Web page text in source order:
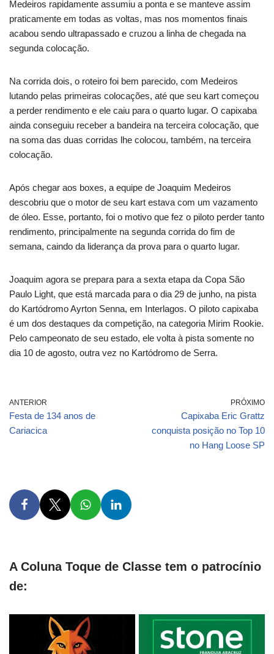
Medeiros rapidamente assumiu a ponta e se manteve assim
praticamente em todas as voltas, mas nos momentos finais
acabou sendo ultrapassado e cruzou a linha de chegada na
segunda colocação.
Na corrida dois, o roteiro foi bem parecido, com Medeiros
lutando pelas primeiras colocações, até que seu kart começou
a perder rendimento e ele caiu para o quarto lugar. O capixaba
ainda conseguiu receber a bandeira na terceira colocação, que
na soma das duas corridas lhe colocou, também, na terceira
colocação.
Após chegar aos boxes, a equipe de Joaquim Medeiros
descobriu que o motor de seu kart estava com um vazamento
de óleo. Esse, portanto, foi o motivo que fez o piloto perder tanto
rendimento, principalmente na segunda corrida do fim de
semana, caindo da liderança da prova para o quarto lugar.
Joaquim agora se prepara para a sexta etapa da Copa São
Paulo Light, que está marcada para o dia 29 de junho, na pista
do Kartódromo Ayrton Senna, em Interlagos. O piloto capixaba
é um dos destaques da competição, na categoria Mirim Rookie.
Pelo campeonato de seu estado, ele volta à pista somente no
dia 10 de agosto, outra vez no Kartódromo de Serra.
ANTERIOR
Festa de 134 anos de
Cariacica
PRÓXIMO
Capixaba Eric Grattz
conquista posição no Top 10
no Hang Loose SP
A Coluna Toque de Classe tem o patrocínio
de: